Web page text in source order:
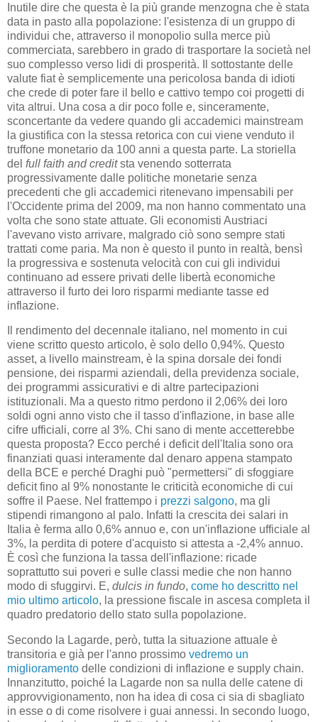
Inutile dire che questa è la più grande menzogna che è stata
data in pasto alla popolazione: l'esistenza di un gruppo di
individui che, attraverso il monopolio sulla merce più
commerciata, sarebbero in grado di trasportare la società nel
suo complesso verso lidi di prosperità. Il sottostante delle
valute fiat è semplicemente una pericolosa banda di idioti
che crede di poter fare il bello e cattivo tempo coi progetti di
vita altrui. Una cosa a dir poco folle e, sinceramente,
sconcertante da vedere quando gli accademici mainstream
la giustifica con la stessa retorica con cui viene venduto il
truffone monetario da 100 anni a questa parte. La storiella
del full faith and creditsta venendo sotterrata
progressivamente dalle politiche monetarie senza
precedenti che gli accademici ritenevano impensabili per
l'Occidente prima del 2009, ma non hanno commentato una
volta che sono state attuate. Gli economisti Austriaci
l'avevano visto arrivare, malgrado ciò sono sempre stati
trattati come paria. Ma non è questo il punto in realtà, bensì
la progressiva e sostenuta velocità con cui gli individui
continuano ad essere privati delle libertà economiche
attraverso il furto dei loro risparmi mediante tasse ed
inflazione.
Il rendimento del decennale italiano, nel momento in cui
viene scritto questo articolo, è solo dello 0,94%. Questo
asset, a livello mainstream, è la spina dorsale dei fondi
pensione, dei risparmi aziendali, della previdenza sociale,
dei programmi assicurativi e di altre partecipazioni
istituzionali. Ma a questo ritmo perdono il 2,06% dei loro
soldi ogni anno visto che il tasso d'inflazione, in base alle
cifre ufficiali, corre al 3%. Chi sano di mente accetterebbe
questa proposta? Ecco perché i deficit dell'Italia sono ora
finanziati quasi interamente dal denaro appena stampato
della BCE e perché Draghi può "permettersi" di sfoggiare
deficit fino al 9% nonostante le criticità economiche di cui
soffre il Paese. Nel frattempo i prezzi salgono, ma gli
stipendi rimangono al palo. Infatti la crescita dei salari in
Italia è ferma allo 0,6% annuo e, con un'inflazione ufficiale al
3%, la perdita di potere d'acquisto si attesta a -2,4% annuo.
È così che funziona la tassa dell'inflazione: ricade
soprattutto sui poveri e sulle classi medie che non hanno
modo di sfuggirvi. E, dulcis in fundo, come ho descritto nel
mio ultimo articolo, la pressione fiscale in ascesa completa il
quadro predatorio dello stato sulla popolazione.
Secondo la Lagarde, però, tutta la situazione attuale è
transitoria e già per l'anno prossimo vedremo un
miglioramento delle condizioni di inflazione e supply chain.
Innanzitutto, poiché la Lagarde non sa nulla delle catene di
approvvigionamento, non ha idea di cosa ci sia di sbagliato
in esse o di come risolvere i guai annessi. In secondo luogo,